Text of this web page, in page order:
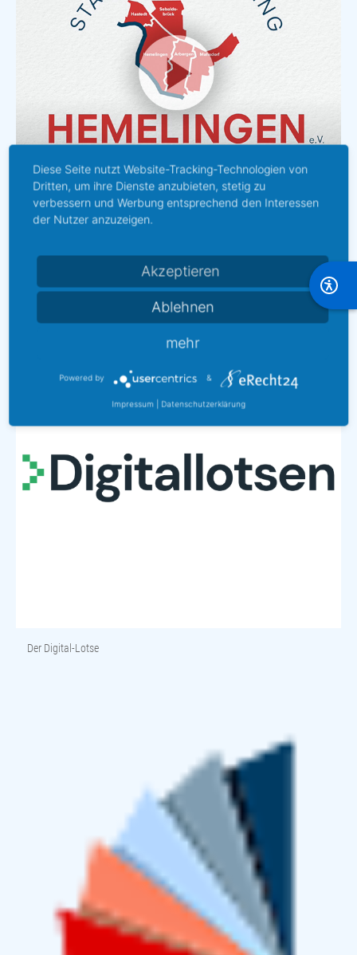
Imagefilm
Der Digital-Lotse
Diese Seite nutzt Website-Tracking-Technologien von
Dritten, um ihre Dienste anzubieten, stetig zu
verbessern und Werbung entsprechend den Interessen
der Nutzer anzuzeigen.
Akzeptieren
Ablehnen
mehr
Powered by &
Impressum Datenschutzerklärung